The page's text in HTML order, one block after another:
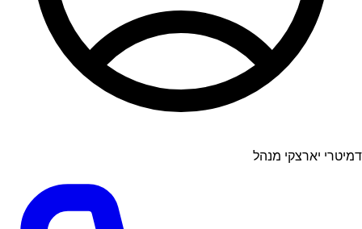
דמיטרי יארצקי מנהל